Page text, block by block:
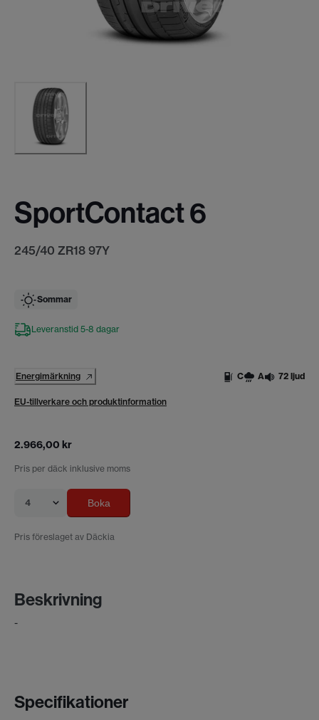
SportContact 6
245/40 ZR18 97Y
Sommar
Leveranstid 5-8 dagar
Energimärkning C A 72 ljud
EU-tillverkare och produktinformation
2.966,00 kr
Pris per däck inklusive moms
4 Boka
Pris föreslaget av Däckia
Beskrivning
-
Specifikationer